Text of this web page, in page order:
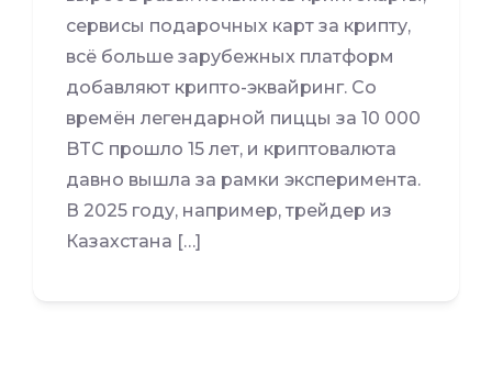
сервисы подарочных карт за крипту,
всё больше зарубежных платформ
добавляют крипто-эквайринг. Со
времён легендарной пиццы за 10 000
BTC прошло 15 лет, и криптовалюта
давно вышла за рамки эксперимента.
В 2025 году, например, трейдер из
Казахстана […]